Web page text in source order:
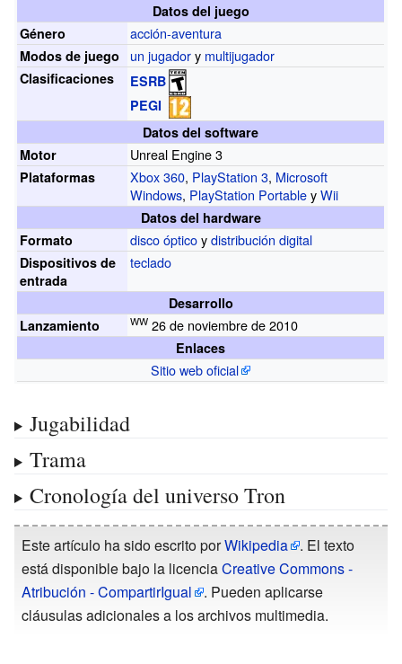
Datos del juego
Género
acción-aventura
Modos de juego un jugadory multijugador
Clasificaciones
ESRB
PEGI
Datos del software
Motor
Unreal Engine 3
Plataformas Xbox 360, PlayStation 3, Microsoft
Windows, PlayStation PortableyWii
Datos del hardware
Formato
disco ópticoydistribución digital
Dispositivos de
entrada
teclado
Desarrollo
Lanzamiento
WW 26 de noviembre de 2010
Enlaces
Sitio web oficial
Jugabilidad
Trama
Cronología del universo Tron
Este artículo ha sido escrito porWikipedia
. El texto
está disponible bajo la licenciaCreative Commons -
Atribución - CompartirIgual
. Pueden aplicarse
cláusulas adicionales a los archivos multimedia.